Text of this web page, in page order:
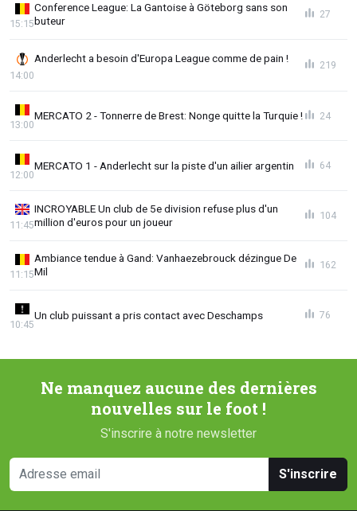
Conference League: La Gantoise à Göteborg sans son
buteur
15:15
27
Anderlecht a besoin d'Europa League comme de pain !
14:00
219
MERCATO 2 - Tonnerre de Brest: Nonge quitte la Turquie !
13:00
24
MERCATO 1 - Anderlecht sur la piste d'un ailier argentin
12:00
64
INCROYABLE Un club de 5e division refuse plus d'un
million d'euros pour un joueur
11:45
104
Ambiance tendue à Gand: Vanhaezebrouck dézingue De
Mil
11:15
162
Un club puissant a pris contact avec Deschamps
10:45
76
Ne manquez aucune des dernières
nouvelles sur le foot !
S'inscrire à notre newsletter
S'inscrire